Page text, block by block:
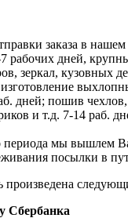
заказа в нашем
рабочих дней,
зеркал, кузовных
дней; пошив
и т.д. 7-14 раб.
периода мы вышлем
посылки в
произведена
Сбербанка